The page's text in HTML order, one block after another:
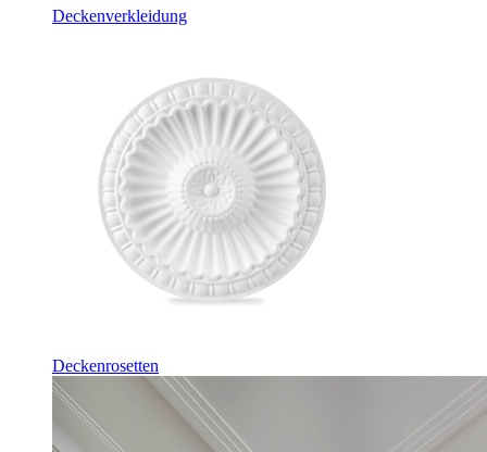
Deckenverkleidung
Deckenrosetten